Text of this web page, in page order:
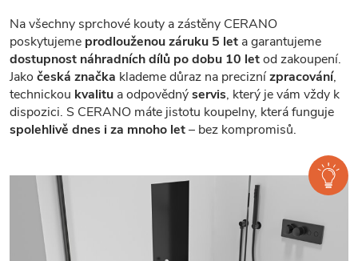
Na všechny sprchové kouty a zástěny CERANO
poskytujeme prodlouženou záruku 5 let a garantujeme
dostupnost náhradních dílů po dobu 10 letod zakoupení.
Jako česká značka klademe důraz na preciznízpracování,
technickou kvalitu a odpovědnýservis, který je vám vždy k
dispozici. S CERANO máte jistotu koupelny, která funguje
spolehlivě dnes i za mnoho let– bez kompromisů.